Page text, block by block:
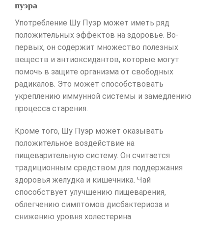
пуэра
Употребление Шу Пуэр может иметь ряд
положительных эффектов на здоровье. Во-
первых, он содержит множество полезных
веществ и антиоксидантов, которые могут
помочь в защите организма от свободных
радикалов. Это может способствовать
укреплению иммунной системы и замедлению
процесса старения.
Кроме того, Шу Пуэр может оказывать
положительное воздействие на
пищеварительную систему. Он считается
традиционным средством для поддержания
здоровья желудка и кишечника. Чай
способствует улучшению пищеварения,
облегчению симптомов дисбактериоза и
снижению уровня холестерина.